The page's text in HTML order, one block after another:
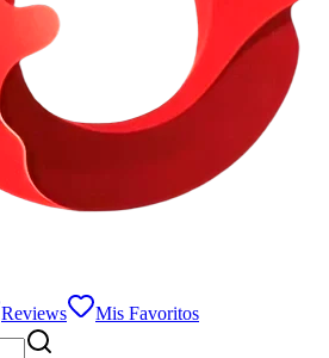
Reviews Mis Favoritos